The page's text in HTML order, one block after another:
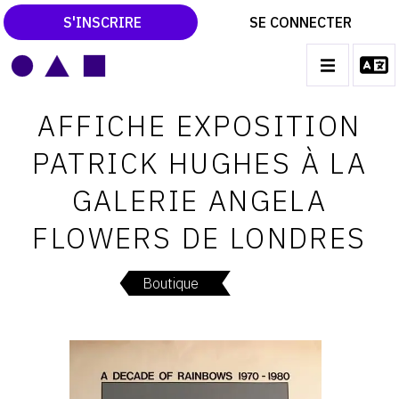
S'INSCRIRE SE CONNECTER
navigation
CATALOGUES RAISONNÉS
LES EXPOSITIONS
LES VERNISSAGES
ARCHIVES DES EXPOSITIONS
ACTUALITÉS DU MONDE DE L'ART
AFFICHE EXPOSITION
PATRICK HUGHES À LA
GALERIE ANGELA
FLOWERS DE LONDRES
Boutique